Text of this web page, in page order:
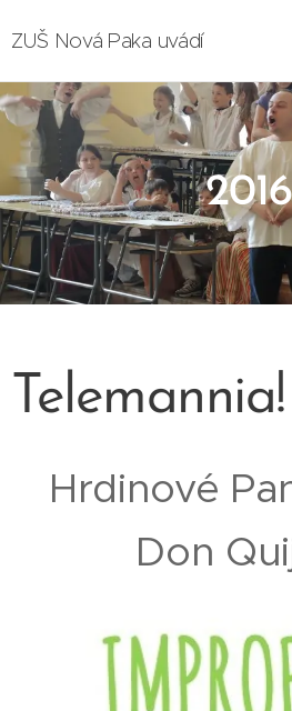
ZUŠ Nová Paka uvádí
2016
Telemannia!
Hrdinové
Don